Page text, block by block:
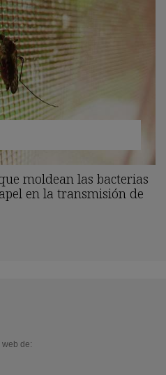
moldean las bacterias
en la transmisión de
web de: